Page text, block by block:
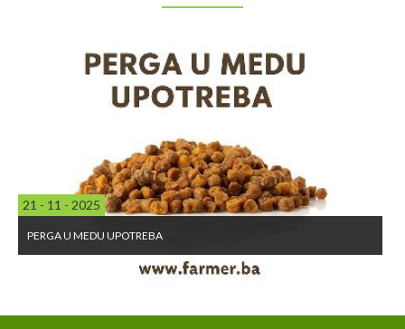
21 - 11 - 2025
PERGA U MEDU UPOTREBA